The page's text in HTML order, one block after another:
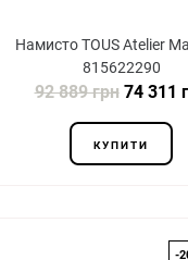
Намисто TOUS Atelier
815622290
92 889 грн74 311
КУПИТИ
-